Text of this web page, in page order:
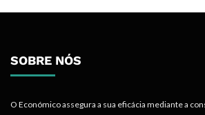
SOBRE NÓS
O Económico assegura a sua eficácia mediante a